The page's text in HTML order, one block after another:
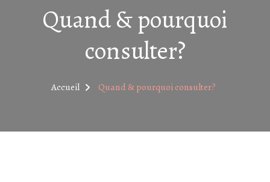
Quand & pourquoi
consulter?
Accueil Quand & pourquoi consulter?